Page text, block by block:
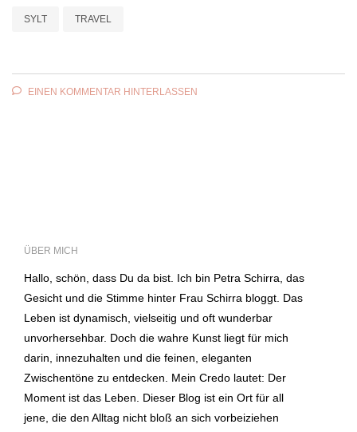
SYLT TRAVEL
EINEN KOMMENTAR HINTERLASSEN
ÜBER MICH
Hallo, schön, dass Du da bist. Ich bin Petra Schirra, das
Gesicht und die Stimme hinter Frau Schirra bloggt. Das
Leben ist dynamisch, vielseitig und oft wunderbar
unvorhersehbar. Doch die wahre Kunst liegt für mich
darin, innezuhalten und die feinen, eleganten
Zwischentöne zu entdecken. Mein Credo lautet: Der
Moment ist das Leben. Dieser Blog ist ein Ort für all
jene, die den Alltag nicht bloß an sich vorbeiziehen